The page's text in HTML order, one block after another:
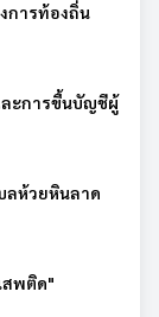
การท้องถิ่น
ละการขึ้นบัญชีผู้
ลห้วยหินลาด
สพติด"